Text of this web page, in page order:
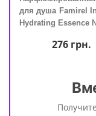
для душа Famirel
Hydrating Essence
276грн.